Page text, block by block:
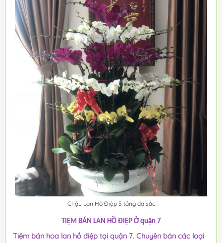
Chậu Lan Hồ Điệp 5 tầng đa sắc
TIỆM BÁN LAN HỒ ĐIỆP Ở quận 7
Tiệm bán hoa lan hồ điệp tại quận 7. Chuyên bán các loại